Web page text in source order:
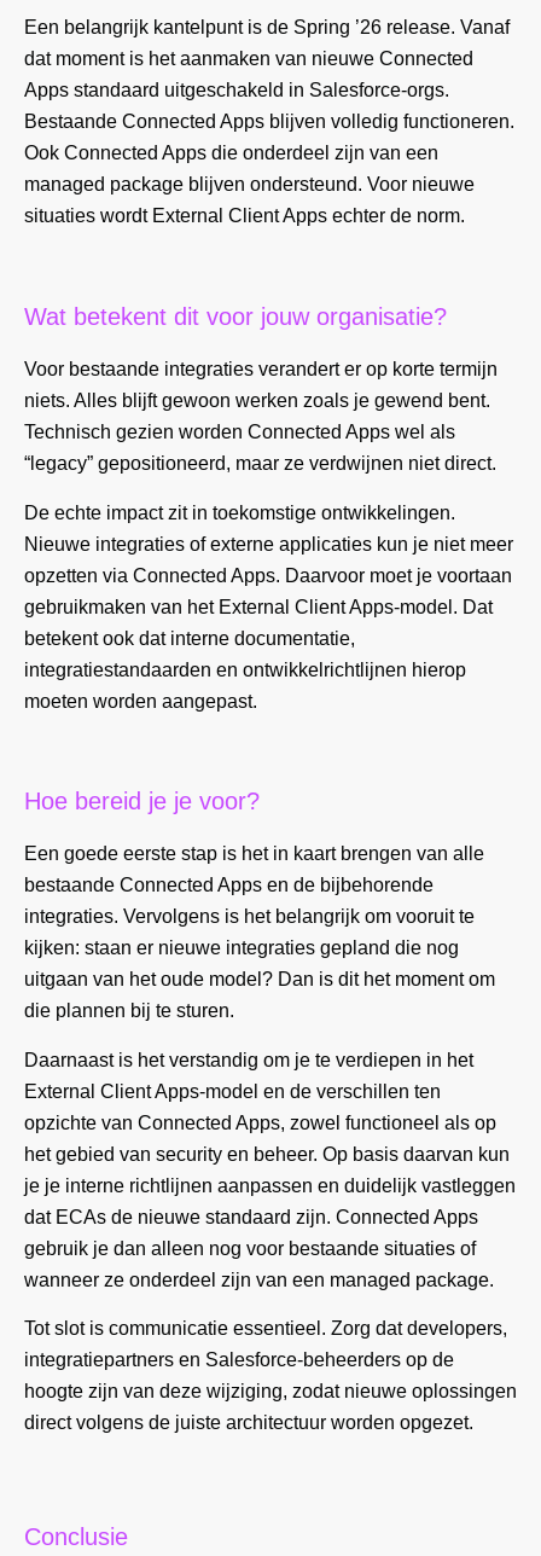
Een belangrijk kantelpunt is de Spring ’26 release. Vanaf
dat moment is het aanmaken van nieuwe Connected
Apps standaard uitgeschakeld in Salesforce-orgs.
Bestaande Connected Apps blijven volledig functioneren.
Ook Connected Apps die onderdeel zijn van een
managed package blijven ondersteund. Voor nieuwe
situaties wordt External Client Apps echter de norm.
Wat betekent dit voor jouw organisatie?
Voor bestaande integraties verandert er op korte termijn
niets. Alles blijft gewoon werken zoals je gewend bent.
Technisch gezien worden Connected Apps wel als
“legacy” gepositioneerd, maar ze verdwijnen niet direct.
De echte impact zit in toekomstige ontwikkelingen.
Nieuwe integraties of externe applicaties kun je niet meer
opzetten via Connected Apps. Daarvoor moet je voortaan
gebruikmaken van het External Client Apps-model. Dat
betekent ook dat interne documentatie,
integratiestandaarden en ontwikkelrichtlijnen hierop
moeten worden aangepast.
Hoe bereid je je voor?
Een goede eerste stap is het in kaart brengen van alle
bestaande Connected Apps en de bijbehorende
integraties. Vervolgens is het belangrijk om vooruit te
kijken: staan er nieuwe integraties gepland die nog
uitgaan van het oude model? Dan is dit het moment om
die plannen bij te sturen.
Daarnaast is het verstandig om je te verdiepen in het
External Client Apps-model en de verschillen ten
opzichte van Connected Apps, zowel functioneel als op
het gebied van security en beheer. Op basis daarvan kun
je je interne richtlijnen aanpassen en duidelijk vastleggen
dat ECAs de nieuwe standaard zijn. Connected Apps
gebruik je dan alleen nog voor bestaande situaties of
wanneer ze onderdeel zijn van een managed package.
Tot slot is communicatie essentieel. Zorg dat developers,
integratiepartners en Salesforce-beheerders op de
hoogte zijn van deze wijziging, zodat nieuwe oplossingen
direct volgens de juiste architectuur worden opgezet.
Conclusie